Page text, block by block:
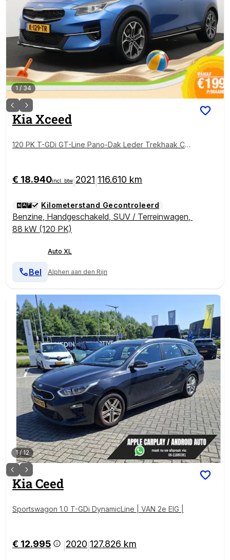
1/34
KiaXceed
120 PK T-GDi GT-Line Pano-Dak Leder Trekhaak Ca
€ 18.940incl. btw 2021 116.610 km
Kilometerstand Gecontroleerd
Benzine, Handgeschakeld, SUV / Terreinwagen,
88 kW (120 PK)
Auto XL
Alphen aan den Rijn
Bel
1/12
KiaCeed
Sportswagon 1.0 T-GDi DynamicLine | VAN 2e EIG |
€ 12.995 2020 127.826 km